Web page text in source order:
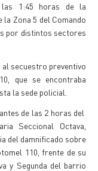
1:45 horas de la
la Zona 5 del Comando
por distintos sectores
secuestro preventivo
que se encontraba
la sede policial.
de las 2 horas del
Seccional Octava,
del damnificado sobre
110, frente de su
y Segunda del barrio